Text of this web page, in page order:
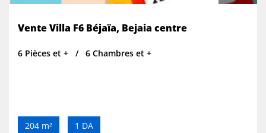
Vente Villa F6 Béjaïa, Bejaia centre
6 Pièces et + 6 Chambres et +
204 m² 1 DA